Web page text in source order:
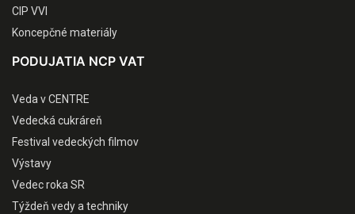
CIP VVI
Koncepčné materiály
PODUJATIA NCP VAT
Veda v CENTRE
Vedecká cukráreň
Festival vedeckých filmov
Výstavy
Vedec roka SR
Týždeň vedy a techniky